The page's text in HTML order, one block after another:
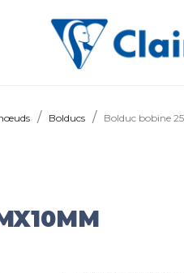
Bolducs Bolduc bobine